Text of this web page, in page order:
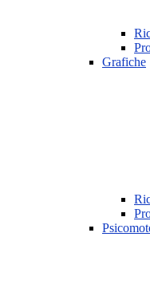
Grafiche